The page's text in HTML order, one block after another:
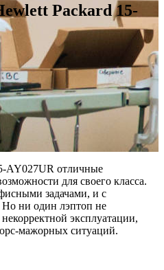
Packard 15-
AY027UR отличные
для своего класса.
задачами, и с
ни один лэптоп не
эксплуатации,
мажорных ситуаций.